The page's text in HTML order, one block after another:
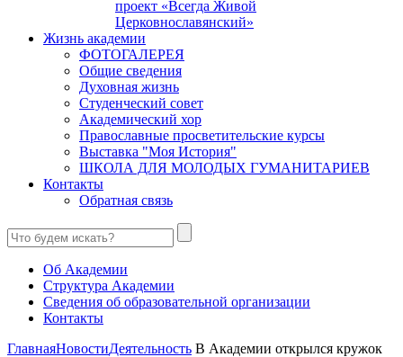
проект «Всегда Живой
Церковнославянский»
Жизнь академии
ФОТОГАЛЕРЕЯ
Общие сведения
Духовная жизнь
Студенческий совет
Академический хор
Православные просветительские курсы
Выставка "Моя История"
ШКОЛА ДЛЯ МОЛОДЫХ ГУМАНИТАРИЕВ
Контакты
Обратная связь
Об Академии
Структура Академии
Сведения об образовательной организации
Контакты
ГлавнаяНовостиДеятельность В Академии открылся кружок